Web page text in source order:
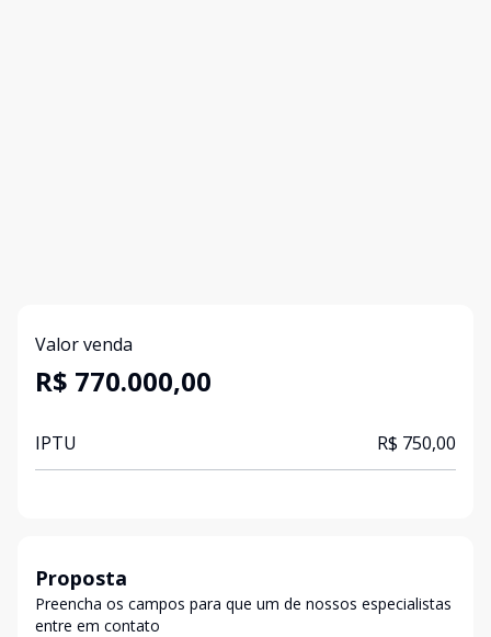
Valor venda
R$ 770.000,00
IPTU R$ 750,00
Proposta
Preencha os campos para que um de nossos especialistas
entre em contato